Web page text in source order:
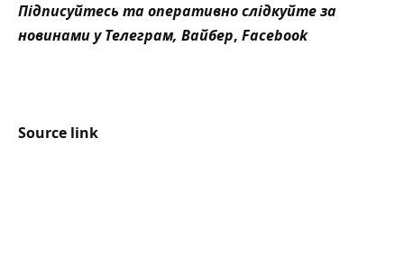
Підписуйтесь та оперативно слідкуйте за
новинами уТелеграм, Вайбер, Facebook
Source link